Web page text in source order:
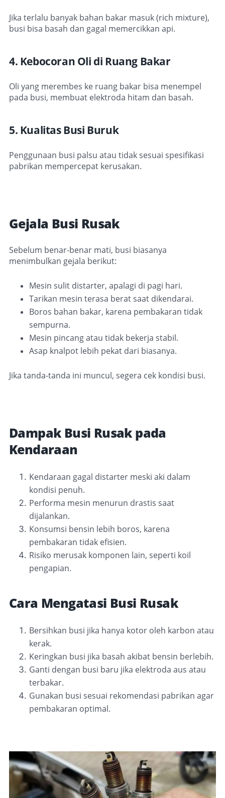
Jika terlalu banyak bahan bakar masuk (rich mixture),
busi bisa basah dan gagal memercikkan api.
4. Kebocoran Oli di Ruang Bakar
Oli yang merembes ke ruang bakar bisa menempel
pada busi, membuat elektroda hitam dan basah.
5. Kualitas Busi Buruk
Penggunaan busi palsu atau tidak sesuai spesifikasi
pabrikan mempercepat kerusakan.
Gejala Busi Rusak
Sebelum benar-benar mati, busi biasanya
menimbulkan gejala berikut:
Mesin sulit distarter, apalagi di pagi hari.
Tarikan mesin terasa berat saat dikendarai.
Boros bahan bakar, karena pembakaran tidak
sempurna.
Mesin pincang atau tidak bekerja stabil.
Asap knalpot lebih pekat dari biasanya.
Jika tanda-tanda ini muncul, segera cek kondisi busi.
Dampak Busi Rusak pada
Kendaraan
Kendaraan gagal distarter meski aki dalam
kondisi penuh.
Performa mesin menurun drastis saat
dijalankan.
Konsumsi bensin lebih boros, karena
pembakaran tidak efisien.
Risiko merusak komponen lain, seperti koil
pengapian.
Cara Mengatasi Busi Rusak
Bersihkan busi jika hanya kotor oleh karbon atau
kerak.
Keringkan busi jika basah akibat bensin berlebih.
Ganti dengan busi baru jika elektroda aus atau
terbakar.
Gunakan busi sesuai rekomendasi pabrikan agar
pembakaran optimal.